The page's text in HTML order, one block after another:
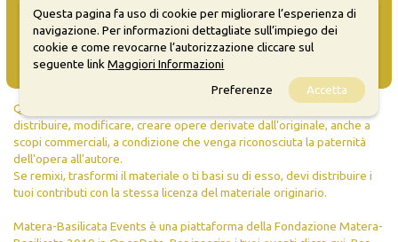
Guida
FAQ
info@materaevents.it
Quanto realizzato è sottoposto a licenza CC-BY-SA che permette di
distribuire, modificare, creare opere derivate dall'originale, anche a
scopi commerciali, a condizione che venga riconosciuta la paternità
dell'opera all'autore.
Se remixi, trasformi il materiale o ti basi su di esso, devi distribuire i
tuoi contributi con la stessa licenza del materiale originario.
Matera-Basilicata Events è una piattaforma della Fondazione Matera-
Questa pagina fa uso di cookie per migliorare l’esperienza di
navigazione. Per informazioni dettagliate sull’impiego dei
cookie e come revocarne l’autorizzazione cliccare sul
seguente linkMaggiori Informazioni
Preferenze
Accetta